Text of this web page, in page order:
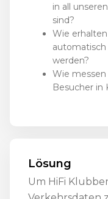
in all
sind?
Wie
werden?
Wie
Besucher in
Lösung
Um HiFi